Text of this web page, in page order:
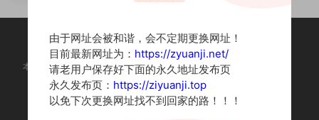
本站为摄影写真图片网站，内容来自网络收集整理，仅作个人学习使用。
如有违法内容请联系删除
Copyright © 2022 资源集
由于网址会被和谐，会不定期更换网址！
目前最新网址为： https://zyuanji.net/
请老用户保存好下面的永久地址发布页
永久发布页： https://ziyuanji.top
以免下次更换网址找不到回家的路！！！